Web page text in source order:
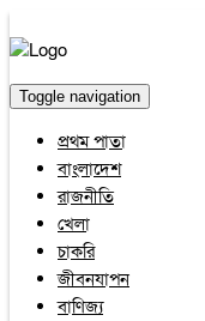
Toggle navigation
প্রথম পাতা
বাংলাদেশ
রাজনীতি
খেলা
চাকরি
জীবনযাপন
বাণিজ্য